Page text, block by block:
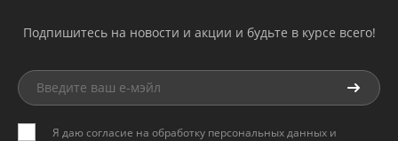
Подпишитесь на новости и акции и будьте в курсе всего!
Я даю согласие на обработку персональных данных и